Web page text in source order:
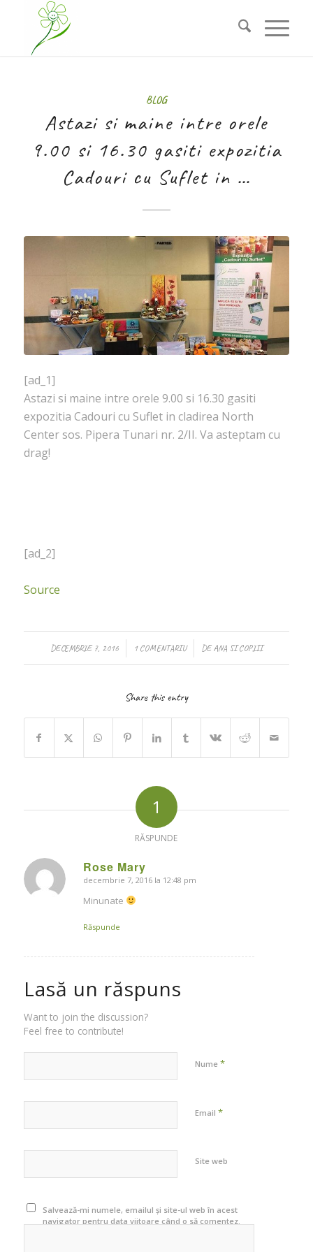
BLOG
Astazi si maine intre orele
9.00 si 16.30 gasiti expozitia
Cadouri cu Suflet in …
[ad_1]
Astazi si maine intre orele 9.00 si 16.30 gasiti
expozitia Cadouri cu Suflet in cladirea North
Center sos. Pipera Tunari nr. 2/II. Va asteptam cu
drag!
[ad_2]
Source
DECEMBRIE 7, 2016
/ 1 COMENTARIU
/ DEANA SI COPIII
Share this entry
1
RĂSPUNDE
Rose Mary
says:
decembrie 7, 2016 la 12:48 pm
Minunate
Răspunde
Lasă un răspuns
Want to join the discussion?
Feel free to contribute!
Nume *
Email *
Site web
Salvează-mi numele, emailul și site-ul web în acest
navigator pentru data viitoare când o să comentez.